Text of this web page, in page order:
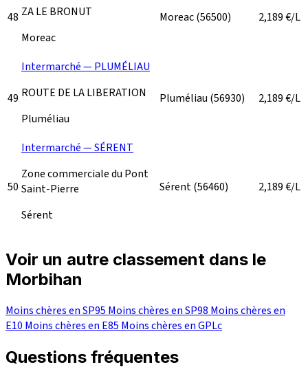
48 ZA LE BRONUT
Moreac
Moreac(56500) 2,189€/L
49
Intermarché — PLUMÉLIAU
ROUTE DE LA LIBERATION
Pluméliau
Pluméliau (56930) 2,189€/L
50
Intermarché — SÉRENT
Zone commerciale du Pont
Saint-Pierre
Sérent
Sérent(56460) 2,189€/L
Voir un autre classement dans le
Morbihan
Moins chères en SP95 Moins chères en SP98 Moins chères en
E10 Moins chères en E85 Moins chères en GPLc
Questions fréquentes